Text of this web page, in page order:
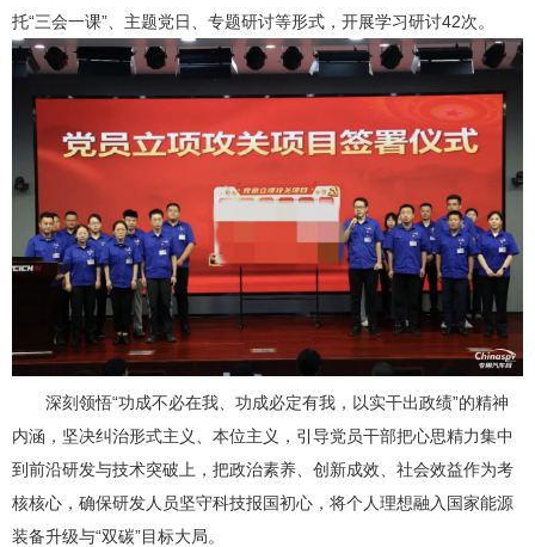
托“三会一课”、主题党日、专题研讨等形式，开展学习研讨42次。
深刻领悟“功成不必在我、功成必定有我，以实干出政绩”的精神
内涵，坚决纠治形式主义、本位主义，引导党员干部把心思精力集中
到前沿研发与技术突破上，把政治素养、创新成效、社会效益作为考
核核心，确保研发人员坚守科技报国初心，将个人理想融入国家能源
装备升级与“双碳”目标大局。